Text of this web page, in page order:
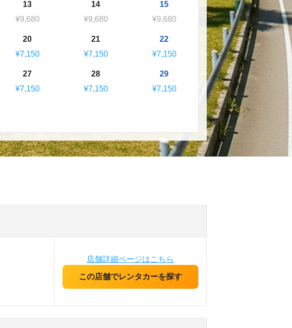
13
¥9,680
14
¥9,680
15
¥9,680
20
¥7,150
21
¥7,150
22
¥7,150
27
¥7,150
28
¥7,150
29
¥7,150
店舗詳細ページはこちら
この店舗でレンタカーを探す